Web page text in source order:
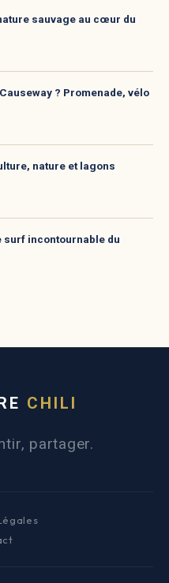
sauvage au cœur du
? Promenade, vélo
nature et lagons
surf incontournable du
CHILI
partager.